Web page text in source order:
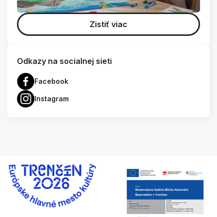
Zistiť viac
Odkazy na socialnej sieti
Facebook
Instagram